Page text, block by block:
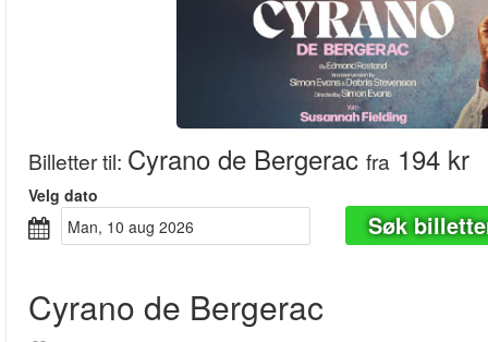
Billetter til: Cyrano de Bergerac fra 194 kr
Velg dato
man, 10 aug 2026
Søk
Cyrano de Bergerac